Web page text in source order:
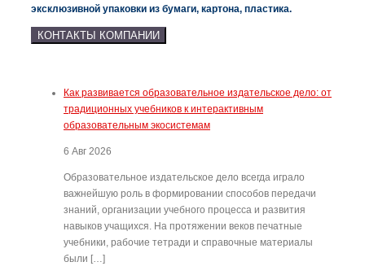
эксклюзивной упаковки из бумаги, картона, пластика.
КОНТАКТЫ КОМПАНИИ
Как развивается образовательное издательское дело: от
традиционных учебников к интерактивным
образовательным экосистемам
6 Авг 2026
Образовательное издательское дело всегда играло
важнейшую роль в формировании способов передачи
знаний, организации учебного процесса и развития
навыков учащихся. На протяжении веков печатные
учебники, рабочие тетради и справочные материалы
были […]